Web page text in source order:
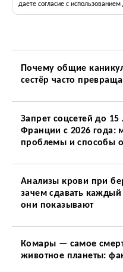
даете согласие с
Почему общие
сестёр часто
Запрет соцсетей до 15
Франции с 2026 года:
проблемы и способы
Анализы крови при
зачем сдавать каждый
они показывают
Комары — самое
животное планеты: